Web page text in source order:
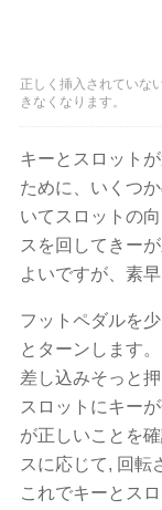
正しく挿入されていな
きなくなります。
キーとスロット
ために、いくつ
いてスロットの
スを回してきー
よいですが、素
フットペダルを
とターンします
差し込みそっと押
スロットにキー
が正しいことを
スに応じて, 回転
これでキーとス